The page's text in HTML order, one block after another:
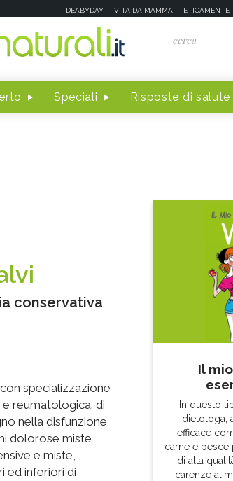
DEABYDAY VITA DA MAMMA ETICAMENTE
Speciali Risposte di salute
conservativa
specializzazione
reumatologica. di
nella disfunzione
dolorose miste
e miste,
ed inferiori di
Il
In questo
dietologa,
efficace
carne e
di alta
carenze